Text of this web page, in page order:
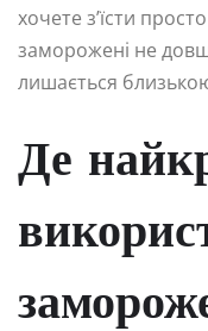
хочете з’їсти
заморожені не
лишається
Де